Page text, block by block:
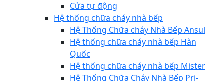
Cửa tự động
Hệ thống chữa cháy nhà bếp
Hệ Thống Chữa cháy Nhà Bếp Ansul
Hệ thống chữa cháy nhà bếp Hàn
Quốc
Hệ thống chữa cháy nhà bếp Mister
Hệ Thống Chữa Cháy Nhà Bếp Pri-